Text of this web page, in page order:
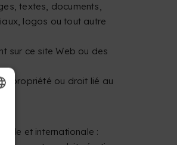
textes, documents,
logos ou tout autre
sur ce site Web ou des
propriété ou droit lié au
et internationale :